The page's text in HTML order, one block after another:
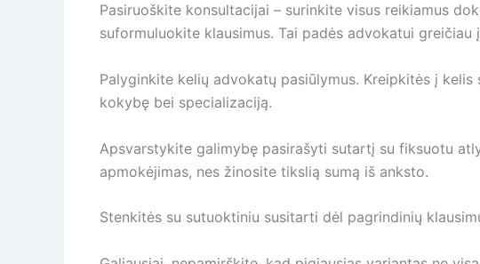
Pasiruoškite konsultacijai – surinkite visus reikiamus
suformuluokite klausimus. Tai padės advokatui
Palyginkite kelių advokatų pasiūlymus. Kreipkitės į
kokybę bei specializaciją.
Apsvarstykite galimybę pasirašyti sutartį su fiksuotu
apmokėjimas, nes žinosite tikslią sumą iš anksto.
Stenkitės su sutuoktiniu susitarti dėl pagrindinių